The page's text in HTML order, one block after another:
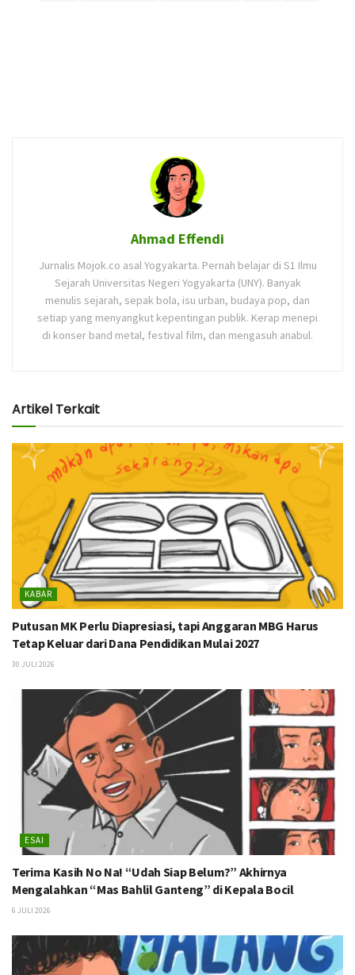
Ahmad Effendi
Jurnalis Mojok.co asal Yogyakarta. Pernah belajar di S1 Ilmu
Sejarah Universitas Negeri Yogyakarta (UNY). Banyak
menulis sejarah, sepak bola, isu urban, budaya pop, dan
setiap yang menyangkut kepentingan publik. Kerap menepi
di konser band metal, festival film, dan mengasuh anabul.
Artikel Terkait
KABAR
Putusan MK Perlu Diapresiasi, tapi Anggaran MBG Harus
Tetap Keluar dari Dana Pendidikan Mulai 2027
30 JULI 2026
ESAI
Terima Kasih No Na! “Udah Siap Belum?” Akhirnya
Mengalahkan “Mas Bahlil Ganteng” di Kepala Bocil
6 JULI 2026